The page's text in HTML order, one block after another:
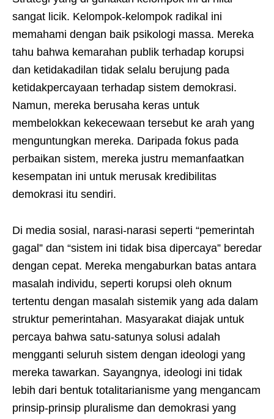
sangat licik. Kelompok-kelompok radikal ini
memahami dengan baik psikologi massa. Mereka
tahu bahwa kemarahan publik terhadap korupsi
dan ketidakadilan tidak selalu berujung pada
ketidakpercayaan terhadap sistem demokrasi.
Namun, mereka berusaha keras untuk
membelokkan kekecewaan tersebut ke arah yang
menguntungkan mereka. Daripada fokus pada
perbaikan sistem, mereka justru memanfaatkan
kesempatan ini untuk merusak kredibilitas
demokrasi itu sendiri.
Di media sosial, narasi-narasi seperti “pemerintah
gagal” dan “sistem ini tidak bisa dipercaya” beredar
dengan cepat. Mereka mengaburkan batas antara
masalah individu, seperti korupsi oleh oknum
tertentu dengan masalah sistemik yang ada dalam
struktur pemerintahan. Masyarakat diajak untuk
percaya bahwa satu-satunya solusi adalah
mengganti seluruh sistem dengan ideologi yang
mereka tawarkan. Sayangnya, ideologi ini tidak
lebih dari bentuk totalitarianisme yang mengancam
prinsip-prinsip pluralisme dan demokrasi yang